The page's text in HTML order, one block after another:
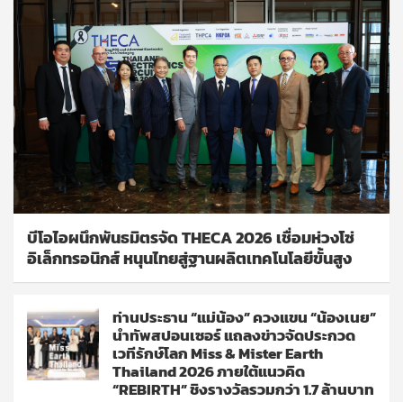
บีโอไอผนึกพันธมิตรจัด THECA 2026 เชื่อมห่วงโซ่
อิเล็กทรอนิกส์ หนุนไทยสู่ฐานผลิตเทคโนโลยีขั้นสูง
ท่านประธาน “แม่น้อง” ควงแขน “น้องเนย”
นำทัพสปอนเซอร์ แถลงข่าวจัดประกวด
เวทีรักษ์โลก Miss & Mister Earth
Thailand 2026 ภายใต้แนวคิด
“REBIRTH” ชิงรางวัลรวมกว่า 1.7 ล้านบาท